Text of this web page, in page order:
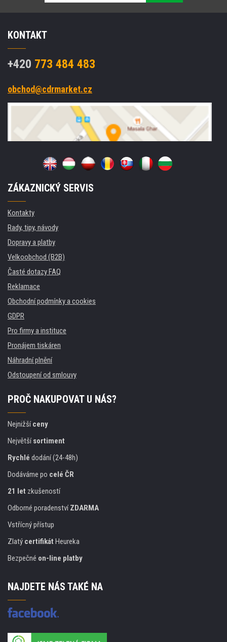
KONTAKT
+420 773 484 483
obchod@cdrmarket.cz
ZÁKAZNICKÝ SERVIS
Kontakty
Rady, tipy, návody
Dopravy a platby
Velkoobchod (B2B)
Časté dotazy FAQ
Reklamace
Obchodní podmínky a cookies
GDPR
Pro firmy a instituce
Pronájem tiskáren
Náhradní plnění
Odstoupení od smlouvy
PROČ NAKUPOVAT U NÁS?
Nejnižšíceny
Největšísortiment
Rychlé dodání (24-48h)
Dodáváme po celé ČR
21 let zkušeností
Odborné poradenstvíZDARMA
Vstřícný přístup
Zlatý certifikát Heureka
Bezpečné on-line platby
NAJDETE NÁS TAKÉ NA